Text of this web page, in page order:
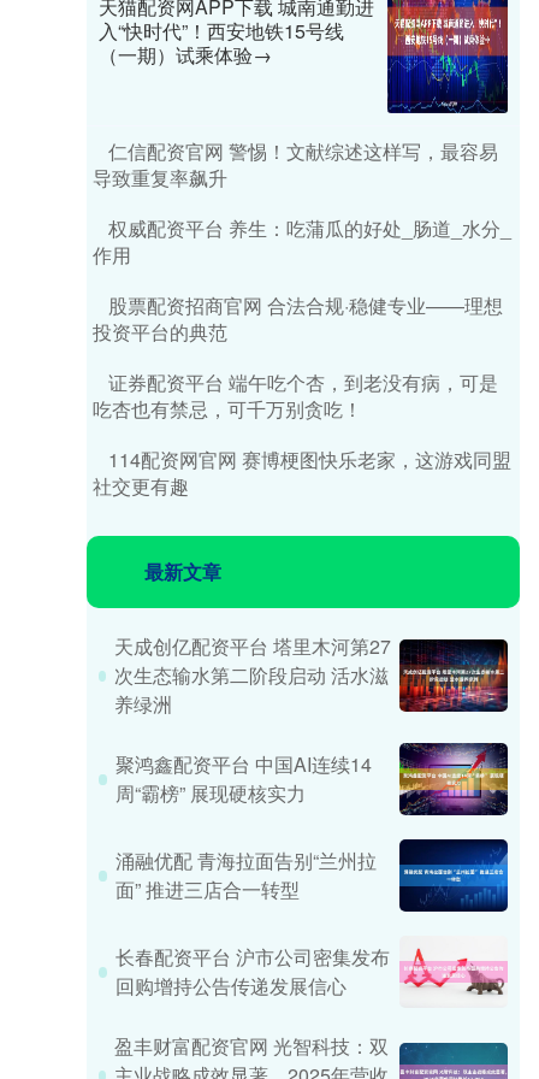
天猫配资网APP下载 城南通勤进
入“快时代”！西安地铁15号线
（一期）试乘体验→
仁信配资官网 警惕！文献综述这样写，最容易
导致重复率飙升
权威配资平台 养生：吃蒲瓜的好处_肠道_水分_
作用
股票配资招商官网 合法合规·稳健专业——理想
投资平台的典范
证券配资平台 端午吃个杏，到老没有病，可是
吃杏也有禁忌，可千万别贪吃！
114配资网官网 赛博梗图快乐老家，这游戏同盟
社交更有趣
最新文章
天成创亿配资平台 塔里木河第27
次生态输水第二阶段启动 活水滋
养绿洲
聚鸿鑫配资平台 中国AI连续14
周“霸榜” 展现硬核实力
涌融优配 青海拉面告别“兰州拉
面” 推进三店合一转型
长春配资平台 沪市公司密集发布
回购增持公告传递发展信心
盈丰财富配资官网 光智科技：双